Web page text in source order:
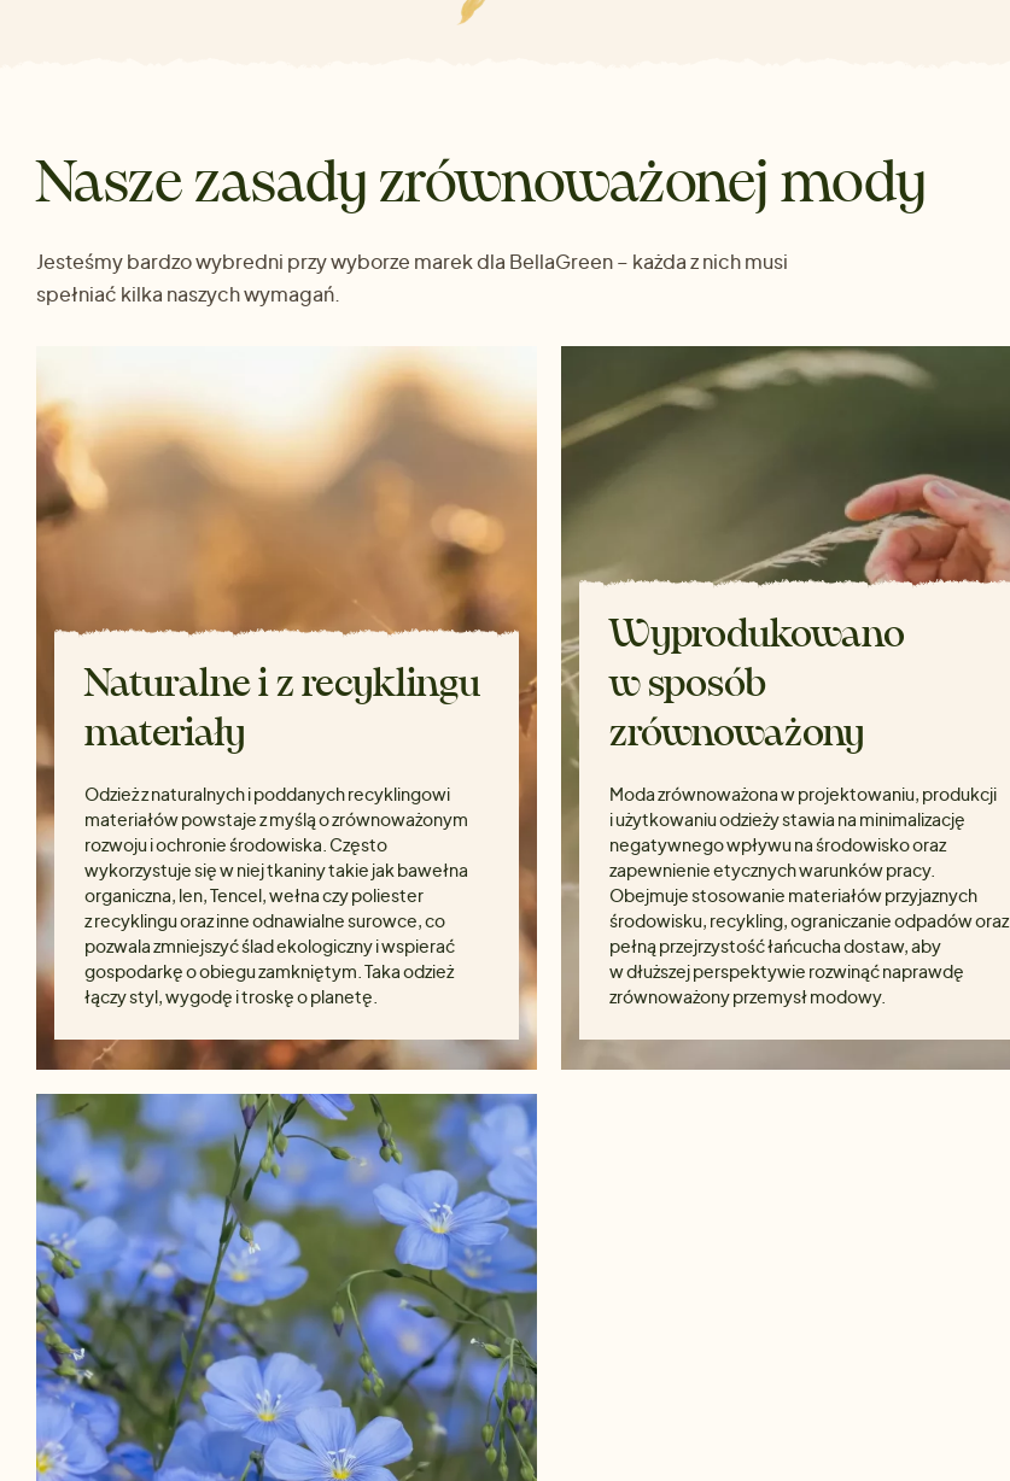
Nasze zasady zrównoważonej mody
Jesteśmy bardzo wybredni przy wyborze marek dla BellaGreen – każda z nich musi
spełniać kilka naszych wymagań.
Naturalne i z recyklingu
materiały
Odzież z naturalnych i poddanych recyklingowi
materiałów powstaje z myślą o zrównoważonym
rozwoju i ochronie środowiska. Często
wykorzystuje się w niej tkaniny takie jak bawełna
organiczna, len, Tencel, wełna czy poliester
z recyklingu oraz inne odnawialne surowce, co
pozwala zmniejszyć ślad ekologiczny i wspierać
gospodarkę o obiegu zamkniętym. Taka odzież
łączy styl, wygodę i troskę o planetę.
Wyprodukowano
w sposób
zrównoważony
Moda zrównoważona w projektowaniu, produkcji
i użytkowaniu odzieży stawia na minimalizację
negatywnego wpływu na środowisko oraz
zapewnienie etycznych warunków pracy.
Obejmuje stosowanie materiałów przyjaznych
środowisku, recykling, ograniczanie odpadów oraz
pełną przejrzystość łańcucha dostaw, aby
w dłuższej perspektywie rozwinąć naprawdę
zrównoważony przemysł modowy.